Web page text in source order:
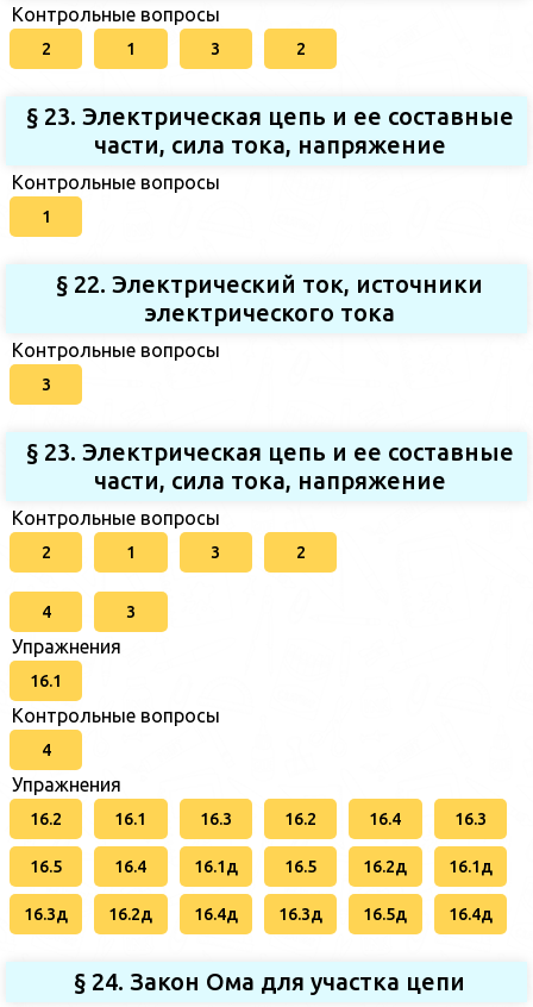
Контрольные вопросы
2 1 3 2
§ 23. Электрическая цепь и ее составные
части, сила тока, напряжение
Контрольные вопросы
1
§ 22. Электрический ток, источники
электрического тока
Контрольные вопросы
3
§ 23. Электрическая цепь и ее составные
части, сила тока, напряжение
Контрольные вопросы
2 1 3 2
4 3
Упражнения
16.1
Контрольные вопросы
4
Упражнения
16.2 16.1 16.3 16.2 16.4 16.3
16.5 16.4 16.1д 16.5 16.2д 16.1д
16.3д 16.2д 16.4д 16.3д 16.5д 16.4д
§ 24. Закон Ома для участка цепи